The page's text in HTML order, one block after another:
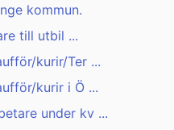
kommun.
till utbil ...
kurir/Ter ...
kurir i Ö ...
under kv ...